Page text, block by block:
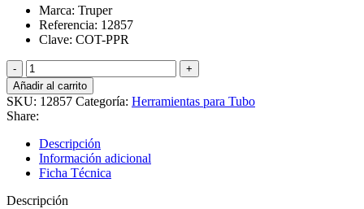
Marca: Truper
Referencia: 12857
Clave: COT-PPR
Cortador
de
tubo
de
plástico
-
Truper
12857
cantidad
Añadir al carrito
SKU: 12857 Categoría: Herramientas para Tubo
Share:
Descripción
Información adicional
Ficha Técnica
Descripción